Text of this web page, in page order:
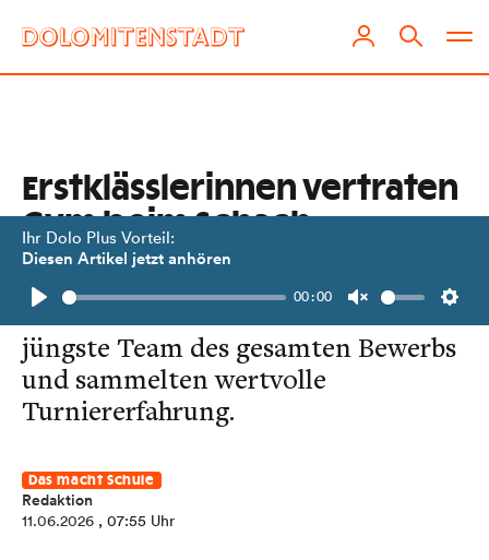
Ihr Dolo Plus Vorteil:
Diesen Artikel jetzt anhören
Play
00:00
Unmute
Erstklässlerinnen vertraten
Gym beim Schach-
Bundesfinale
Die vier Mädchen bildeten das
jüngste Team des gesamten Bewerbs
und sammelten wertvolle
Turniererfahrung.
Das macht Schule
Redaktion
11.06.2026 , 07:55 Uhr